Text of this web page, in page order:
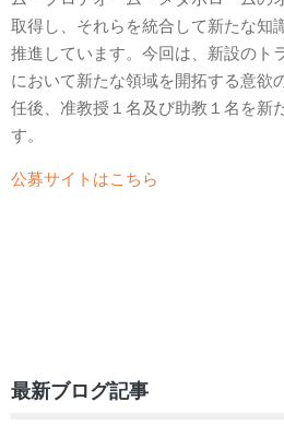
取得し、それらを統合して新たな知
推進しています。今回は、新設のト
において新たな領域を開拓する意欲
任後、准教授１名及び助教１名を新
す。
公募サイトはこちら
最新ブログ記事